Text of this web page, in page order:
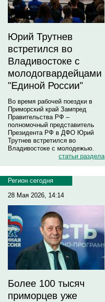
Юрий Трутнев
встретился во
Владивостоке с
молодогвардейцами
"Единой России"
Во время рабочей поездки в
Приморский край Зампред
Правительства РФ –
полномочный представитель
Президента РФ в ДФО Юрий
Трутнев встретился во
Владивостоке с молодежью.
статьи раздела
Регион сегодня
28 Мая 2026, 14:14
Более 100 тысяч
приморцев уже